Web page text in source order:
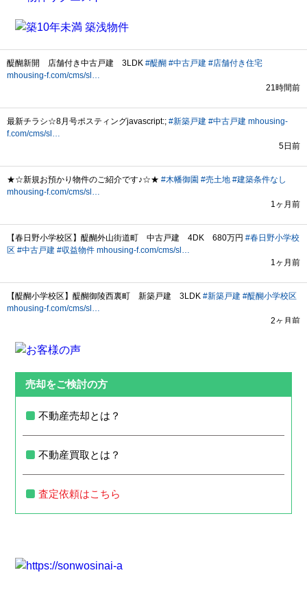
売却をご検討の方
不動産売却とは？
不動産買取とは？
査定依頼はこちら